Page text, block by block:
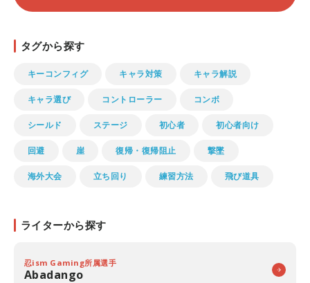
タグから探す
キーコンフィグ キャラ対策 キャラ解説
キャラ選び コントローラー コンボ
シールド ステージ 初心者 初心者向け
回避 崖 復帰・復帰阻止 撃墜
海外大会 立ち回り 練習方法 飛び道具
ライターから探す
忍ism Gaming所属選手
Abadango